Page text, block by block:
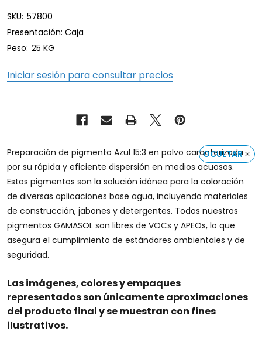
SKU: 57800
Presentación: Caja
Peso: 25 KG
Iniciar sesión para consultar precios
OCULTAR
Preparación de pigmento Azul 15:3 en polvo caracterizada
por su rápida y eficiente dispersión en medios acuosos.
Estos pigmentos son la solución idónea para la coloración
de diversas aplicaciones base agua, incluyendo materiales
de construcción, jabones y detergentes. Todos nuestros
pigmentos GAMASOL son libres de VOCs y APEOs, lo que
asegura el cumplimiento de estándares ambientales y de
seguridad.
Las imágenes, colores y empaques
representados son únicamente aproximaciones
del producto final y se muestran con fines
ilustrativos.